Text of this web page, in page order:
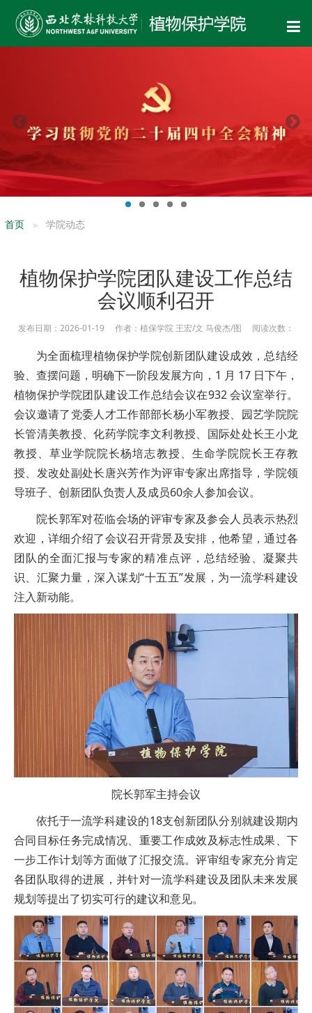
首页 学院动态
植物保护学院团队建设工作总结
会议顺利召开
发布日期：2026-01-19 作者：植保学院 王宏/文 马俊杰/图 阅读次数：
为全面梳理植物保护学院创新团队建设成效，总结经
验、查摆问题，明确下一阶段发展方向，1 月 17 日下午，
植物保护学院团队建设工作总结会议在932 会议室举行。
会议邀请了党委人才工作部部长杨小军教授、园艺学院院
长管清美教授、化药学院李文利教授、国际处处长王小龙
教授、草业学院院长杨培志教授、生命学院院长王存教
授、发改处副处长唐兴芳作为评审专家出席指导，学院领
导班子、创新团队负责人及成员60余人参加会议。
院长郭军对莅临会场的评审专家及参会人员表示热烈
欢迎，详细介绍了会议召开背景及安排，他希望，通过各
团队的全面汇报与专家的精准点评，总结经验、凝聚共
识、汇聚力量，深入谋划“十五五”发展，为一流学科建设
注入新动能。
院长郭军主持会议
依托于一流学科建设的18支创新团队分别就建设期内
合同目标任务完成情况、重要工作成效及标志性成果、下
一步工作计划等方面做了汇报交流。评审组专家充分肯定
各团队取得的进展，并针对一流学科建设及团队未来发展
规划等提出了切实可行的建议和意见。